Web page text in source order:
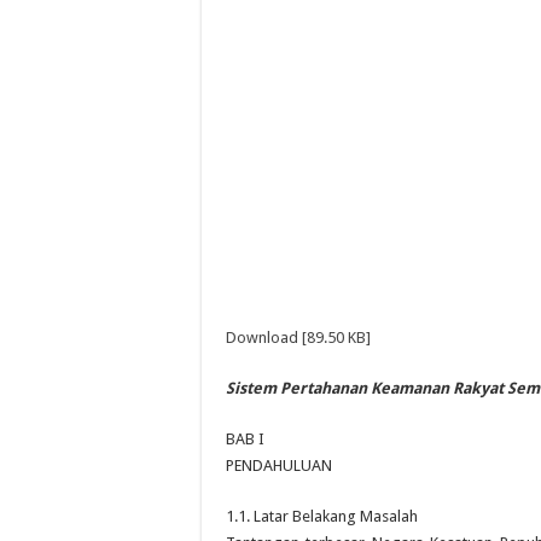
Download [89.50 KB]
Sistem Pertahanan Keamanan Rakyat
BAB I
PENDAHULUAN
1.1. Latar Belakang Masalah